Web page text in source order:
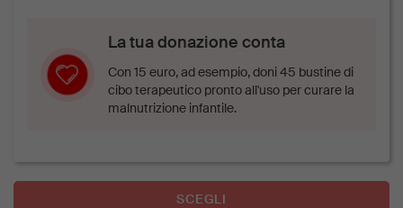
La tua donazione conta
Con 15 euro, ad esempio, doni 45 bustine di
cibo terapeutico pronto all'uso per curare la
malnutrizione infantile.
SCEGLI